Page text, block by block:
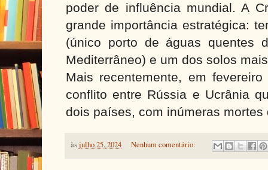
poder de influência mundial. A
grande importância estratégica:
(único porto de águas quentes
Mediterrâneo) e um dos solos
Mais recentemente, em
conflito entre Rússia e Ucrânia
dois países, com inúmeras
àsjulho 25, 2024 Nenhum comentário: